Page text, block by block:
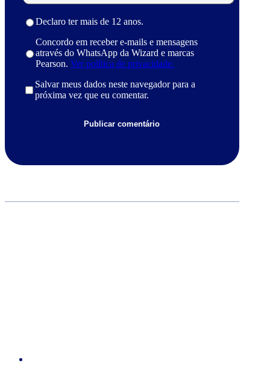
Declaro ter mais de 12 anos.
Concordo em receber e-mails e mensagens
através do WhatsApp da Wizard e marcas
Pearson. Ver política de privacidade.
Salvar meus dados neste navegador para a
próxima vez que eu comentar.